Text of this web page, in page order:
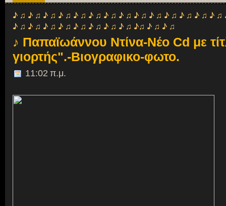
♪ ♫ ♪ ♫ ♪ ♫ ♪ ♫ ♪ ♫ ♪ ♫ ♪ ♫ ♪ ♫ ♪ ♫ ♪ ♫ ♪ ♫ ♪ ♫ ♪ ♫ ♪
♪ ♫ ♪ ♫ ♪ ♫ ♪ ♫ ♪ ♫ ♪ ♫ ♪ ♫ ♪ ♫ ♪♫ ♪ ♫ ♪ ♫
♪ Παπαϊωάννου Ντίνα-Νέο Cd με
γιορτής".-Βιογραφικο-φωτο.
11:02 π.μ.